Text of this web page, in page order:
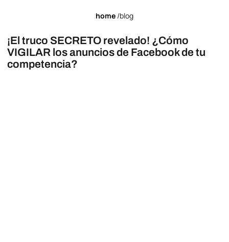
home /blog
¡El truco SECRETO revelado! ¿Cómo
VIGILAR los anuncios de Facebook de tu
competencia?